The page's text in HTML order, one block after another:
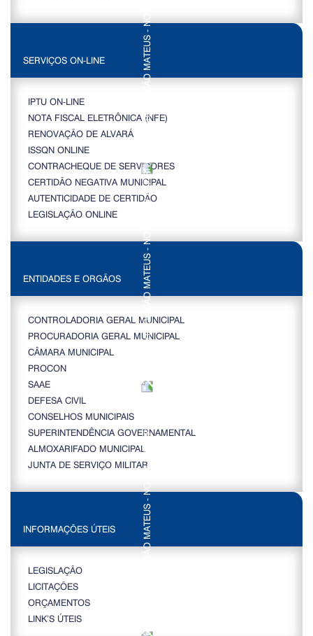
SERVIÇOS ON-LINE
IPTU ON-LINE
NOTA FISCAL ELETRÔNICA (NFE)
RENOVAÇÃO DE ALVARÁ
ISSQN ONLINE
CONTRACHEQUE DE SERVIDORES
CERTIDÃO NEGATIVA MUNICIPAL
AUTENTICIDADE DE CERTIDÃO
LEGISLAÇÃO ONLINE
ENTIDADES E ORGÃOS
CONTROLADORIA GERAL MUNICIPAL
PROCURADORIA GERAL MUNICIPAL
CÂMARA MUNICIPAL
PROCON
SAAE
DEFESA CIVIL
CONSELHOS MUNICIPAIS
SUPERINTENDÊNCIA GOVERNAMENTAL
ALMOXARIFADO MUNICIPAL
JUNTA DE SERVIÇO MILITAR
INFORMAÇÕES ÚTEIS
LEGISLAÇÃO
LICITAÇÕES
ORÇAMENTOS
LINK’S ÚTEIS